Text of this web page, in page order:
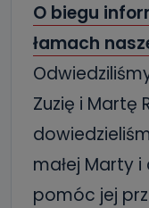
O biegu
łamach
Zuzię i Martę
małej Marty
pomóc jej